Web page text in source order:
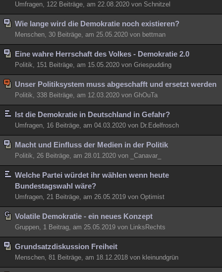
Umfragen, 122 Beiträge, am 22.08.2020 von Schnitzel
Wie lange wird die Demokratie noch existieren?
Menschen, 30 Beiträge, am 25.05.2020 von bettman
Eine wahre Herrschaft des Volkes - Demokratie 2.0
Politik, 151 Beiträge, am 15.05.2020 von Griespudding
Unser Politiksystem muss abgeschafft und ersetzt werden
Politik, 338 Beiträge, am 12.03.2020 von GhOuTa
Ist die Demokratie in Deutschland in Gefahr?
Umfragen, 16 Beiträge, am 04.03.2020 von Dr.Edelfrosch
Macht und Einfluss der Medien in der Politik
Politik, 26 Beiträge, am 28.01.2020 von _Canavar_
Welche Partei würdet ihr wählen wenn heute
Bundestagswahl wäre?
Umfragen, 21 Beiträge, am 26.05.2019 von Optimist
Volatile Demokratie - ein neues Konzept
Gruppen, 1 Beitrag, am 25.05.2019 von LinksRechts
Grundsatzdiskussion Freiheit
Menschen, 81 Beiträge, am 18.12.2018 von kleinundgrün